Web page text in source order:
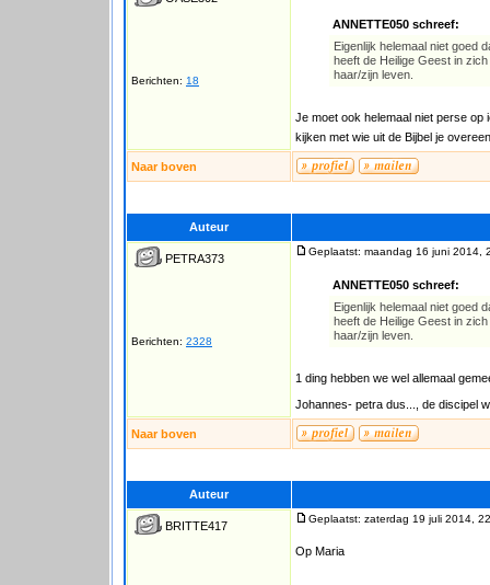
Berichten: 18
ANNETTE050 schreef:
Eigenlijk helemaal niet goed
heeft de Heilige Geest in
haar/zijn leven.
Je moet ook helemaal niet perse op
kijken met wie uit de Bijbel je
Naar boven
Auteur
PETRA373
Berichten: 2328
Geplaatst: maandag 16 juni 2014,
ANNETTE050 schreef:
Eigenlijk helemaal niet goed
heeft de Heilige Geest in
haar/zijn leven.
1 ding hebben we wel allemaal
Johannes- petra dus..., de discipel
Naar boven
Auteur
BRITTE417
Geplaatst: zaterdag 19 juli 2014,
Op Maria